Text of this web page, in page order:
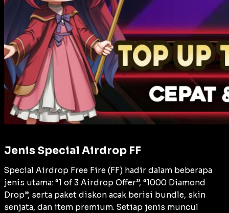
Jenis Special Airdrop FF
Special Airdrop Free Fire (FF) hadir dalam beberapa
jenis utama: “1 of 3 Airdrop Offer”, “1000 Diamond
Drop”, serta paket diskon acak berisi bundle, skin
senjata, dan item premium. Setiap jenis muncul